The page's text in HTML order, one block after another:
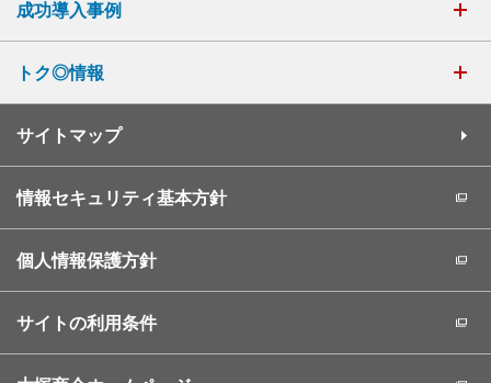
成功導入事例
トク◎情報
サイトマップ
情報セキュリティ基本方針
個人情報保護方針
サイトの利用条件